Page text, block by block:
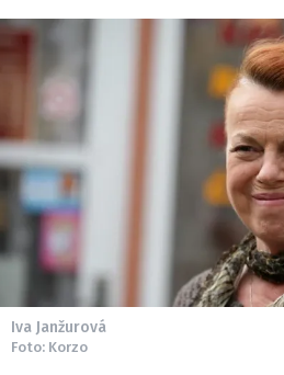
Iva Janžurová
Foto: Korzo